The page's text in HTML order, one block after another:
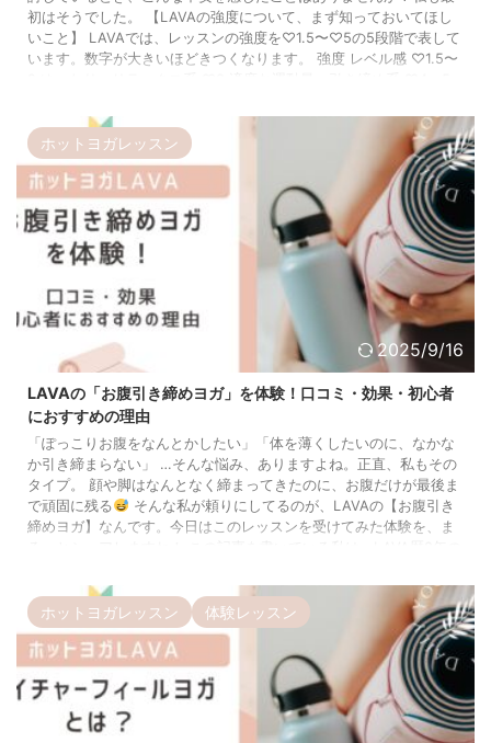
初はそうでした。 【LAVAの強度について、まず知っておいてほし
いこと】 LAVAでは、レッスンの強度を♡1.5〜♡5の5段階で表して
います。数字が大きいほどきつくなります。 強度 レベル感 ♡1.5〜
るけど、じんわりどころかしっかり汗をかくので、終 ...
ホットヨガレッスン
2025/9/16
LAVAの「お腹引き締めヨガ」を体験！口コミ・効果・初心者
におすすめの理由
「ぽっこりお腹をなんとかしたい」「体を薄くしたいのに、なかな
か引き締まらない」 …そんな悩み、ありますよね。正直、私もその
タイプ。 顔や脚はなんとなく締まってきたのに、お腹だけが最後ま
で頑固に残る
そんな私が頼りにしてるのが、LAVAの【お腹引き
締めヨガ】なんです。今日はこのレッスンを受けてみた体験を、ま
ガをするのが大好きです。 LAVAに通い続ける中で、14kgの減量に
も ...ホットヨガレッスン 体験レッスン